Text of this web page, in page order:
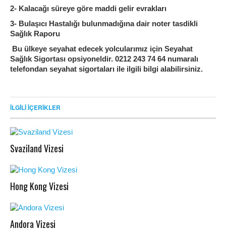
2- Kalacağı süreye göre maddi gelir evrakları
3- Bulaşıcı Hastalığı bulunmadığına dair noter tasdikli
Sağlık Raporu
Bu ülkeye seyahat edecek yolcularımız için Seyahat
Sağlık Sigortası opsiyoneldir. 0212 243 74 64 numaralı
telefondan seyahat sigortaları ile ilgili bilgi alabilirsiniz.
İLGILI İÇERIKLER
Svaziland Vizesi
Hong Kong Vizesi
Andora Vizesi